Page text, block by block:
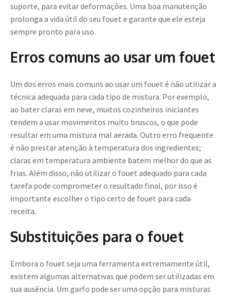
suporte, para evitar deformações. Uma boa manutenção
prolonga a vida útil do seu fouet e garante que ele esteja
sempre pronto para uso.
Erros comuns ao usar um fouet
Um dos erros mais comuns ao usar um fouet é não utilizar a
técnica adequada para cada tipo de mistura. Por exemplo,
ao bater claras em neve, muitos cozinheiros iniciantes
tendem a usar movimentos muito bruscos, o que pode
resultar em uma mistura mal aerada. Outro erro frequente
é não prestar atenção à temperatura dos ingredientes;
claras em temperatura ambiente batem melhor do que as
frias. Além disso, não utilizar o fouet adequado para cada
tarefa pode comprometer o resultado final, por isso é
importante escolher o tipo certo de fouet para cada
receita.
Substituições para o fouet
Embora o fouet seja uma ferramenta extremamente útil,
existem algumas alternativas que podem ser utilizadas em
sua ausência. Um garfo pode ser uma opção para misturas